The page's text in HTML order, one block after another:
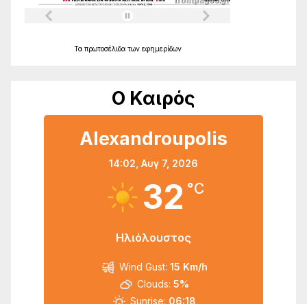
Τα πρωτοσέλιδα των εφημερίδων
Ο Καιρός
Alexandroupolis
14:02, Αυγ 7, 2026
32 °C
Ηλιόλουστος
Wind Gust: 15 Km/h
Clouds: 5%
Sunrise: 06:18